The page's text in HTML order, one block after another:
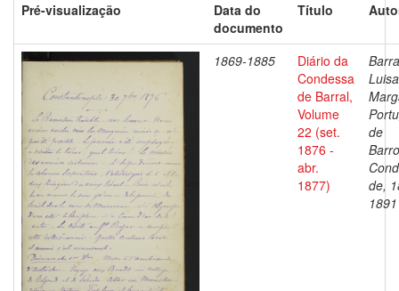
Pré-visualização
Data do
documento
Título
1869-1885
Diário da
Condessa
de Barral,
Volume
22 (set.
1876 -
abr.
1877)
Luisa
de
de,
1891